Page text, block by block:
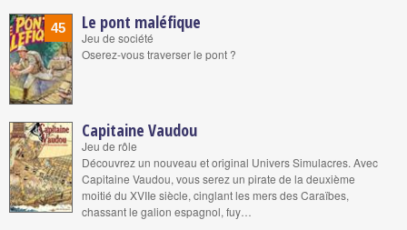
45 Le pont maléfique
Jeu de société
Oserez-vous traverser le pont ?
Capitaine Vaudou
Jeu de rôle
Découvrez un nouveau et original Univers Simulacres. Avec
Capitaine Vaudou, vous serez un pirate de la deuxième
moitié du XVIIe siècle, cinglant les mers des Caraïbes,
chassant le galion espagnol, fuy…